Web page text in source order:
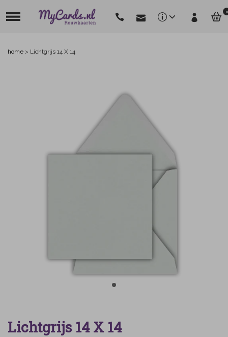
0
home > Lichtgrijs 14 X 14
Lichtgrijs 14 X 14